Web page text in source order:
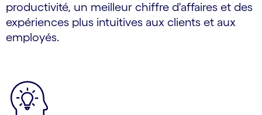
productivité, un meilleur chiffre d'affaires et des
expériences plus intuitives aux clients et aux
employés.